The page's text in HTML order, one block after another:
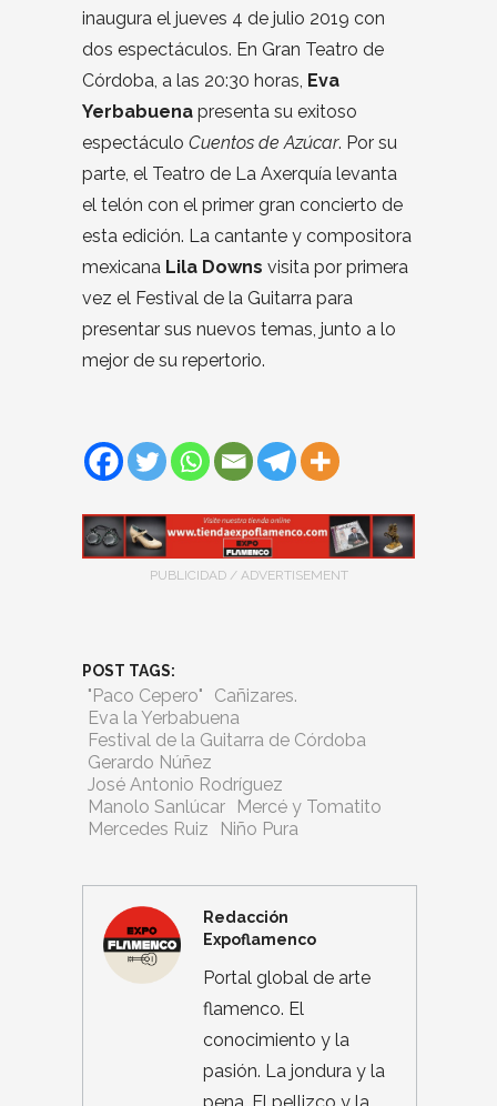
inaugura el jueves 4 de julio 2019 con
dos espectáculos. En Gran Teatro de
Córdoba, a las 20:30 horas, Eva
Yerbabuena presenta su exitoso
espectáculo Cuentos de Azúcar. Por su
parte, el Teatro de La Axerquía levanta
el telón con el primer gran concierto de
esta edición. La cantante y compositora
mexicana Lila Downs visita por primera
vez el Festival de la Guitarra para
presentar sus nuevos temas, junto a lo
mejor de su repertorio.
PUBLICIDAD / ADVERTISEMENT
POST TAGS:
"Paco Cepero"
Cañizares.
Eva la Yerbabuena
Festival de la Guitarra de Córdoba
Gerardo Núñez
José Antonio Rodríguez
Manolo Sanlúcar
Mercé y Tomatito
Mercedes Ruiz
Niño Pura
Redacción
Expoflamenco
Portal global de arte
flamenco. El
conocimiento y la
pasión. La jondura y la